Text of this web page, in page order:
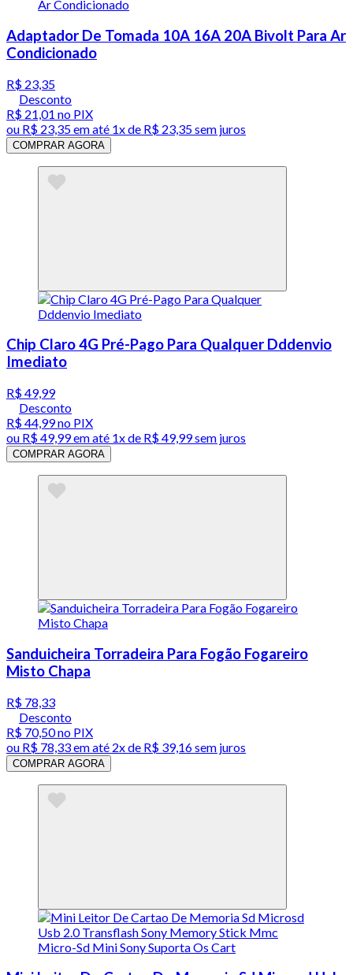
Adaptador De Tomada 10A 16A 20A Bivolt Para Ar
Condicionado
R$ 23,35
Desconto
R$ 21,01 no PIX
ou R$ 23,35em até 1x de R$ 23,35sem juros
COMPRAR AGORA
Chip Claro 4G Pré-Pago Para Qualquer Dddenvio
Imediato
R$ 49,99
Desconto
R$ 44,99no PIX
ou R$ 49,99em até 1x de R$ 49,99sem juros
COMPRAR AGORA
Sanduicheira Torradeira Para Fogão Fogareiro
Misto Chapa
R$ 78,33
Desconto
R$ 70,50no PIX
ou R$ 78,33em até 2x de R$ 39,16 sem juros
COMPRAR AGORA